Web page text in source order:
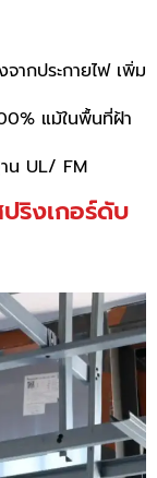
ากประกายไฟ เพิ่ม
แม้ในพื้นที่ฝ้า
น UL/ FM
ริงเกอร์ดับ